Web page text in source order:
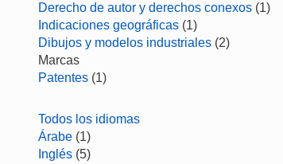
Derecho de autor y derechos conexos (1)
Indicaciones geográficas (1)
Dibujos y modelos industriales (2)
Marcas
Patentes (1)
Todos los idiomas
Árabe (1)
Inglés (5)